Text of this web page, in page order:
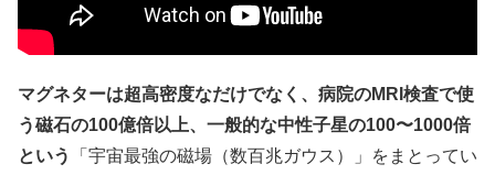
マグネターは超高密度なだけでなく、病院のMRI 検査で使
う磁石の100億倍以上、一般的な中性子星の100〜1000倍
という
「宇宙最強の磁場（数百兆ガウス）」をまとってい